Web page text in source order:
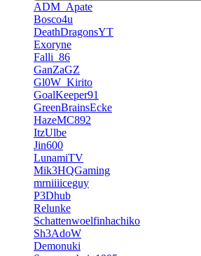
ADM_Apate
Bosco4u
DeathDragonsYT
Exoryne
Falli_86
GanZaGZ
Gl0W_Kirito
GoalKeeper91
GreenBrainsEcke
HazeMC892
ItzUlbe
Jin600
LunamiTV
Mik3HQGaming
mrniiiiceguy
P3Dhub
Relunke
Schattenwoelfinhachiko
Sh3AdoW
Demonuki